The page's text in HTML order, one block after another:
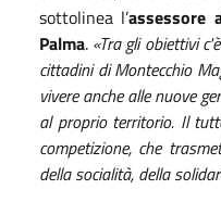
sottolinea l’assessore
Palma. «Tra gli obiettivi
cittadini di Montecchio
vivere anche alle nuove
al proprio territorio. Il
competizione, che
della socialità, della